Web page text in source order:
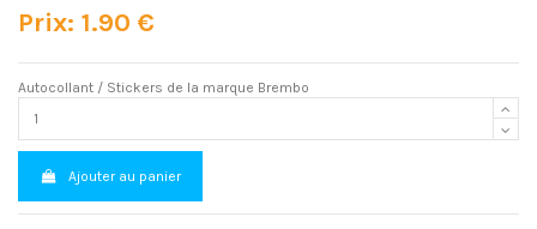
Prix: 1.90 €
Autocollant / Stickers de la marque Brembo
Ajouter au panier